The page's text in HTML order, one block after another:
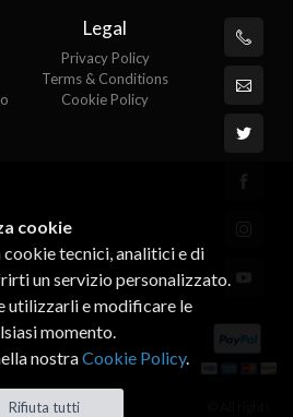
Legal
Privacy Policy
Terms & Conditions
Cookie Policy
cookie
tecnici, analitici e di
un servizio personalizzato.
utilizzarli e modificare le
momento.
nostraCookie Policy.
Rifiuta tutti